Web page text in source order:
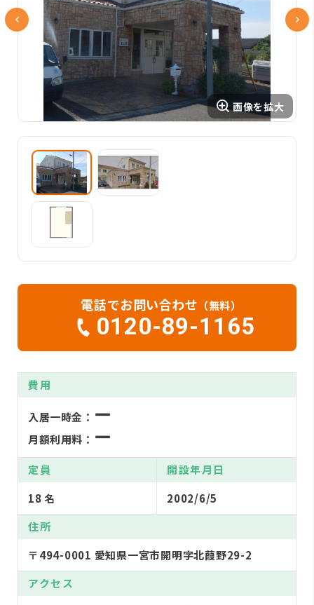
電話でお問い合わせ （無料）
0120-89-1165
費用
入居一時金： ー
月額利用料： ー
定員
18 名
開設年月日
2002/6/5
住所
〒494-0001 愛知県一宮市開明字北葭野29-2
アクセス